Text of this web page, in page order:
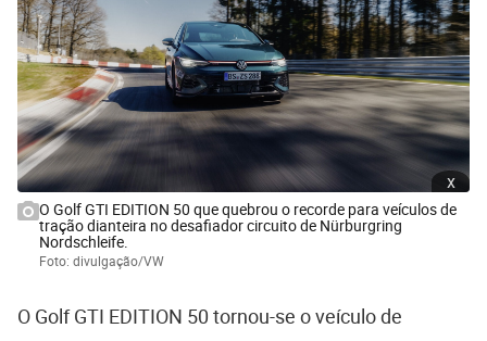
x
O Golf GTI EDITION 50 que quebrou o recorde para veículos de
tração dianteira no desafiador circuito de Nürburgring
Nordschleife.
Foto: divulgação/VW
O Golf GTI EDITION 50 tornou-se o veículo de